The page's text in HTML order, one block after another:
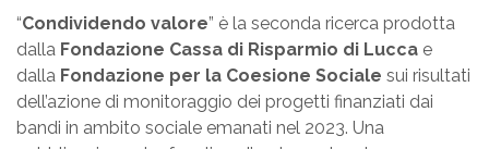
“Condividendo valore” è la seconda ricerca prodotta
dalla Fondazione Cassa di Risparmio di Lucca e
dalla Fondazione per la Coesione Sociale sui risultati
dell’azione di monitoraggio dei progetti finanziati dai
bandi in ambito sociale emanati nel 2023. Una